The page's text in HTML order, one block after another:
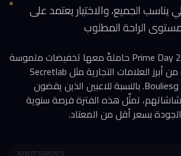
يناسب الجميع، والاختيار يعتمد على
الراحة المطلوب
انطلقت عروض Prime Day 2026 حاملةً معها تخفيضات ملموسة
على كراسي الألعاب من أبرز العلامات التجارية مثل Secretlab
وRazer وAndaseat وBoulies. بالنسبة للاعبين الذين يقضون
تمثّل هذه الفترة فرصة سنوية
بسعر أقل من المعتاد.
ADVERTISEMENTS